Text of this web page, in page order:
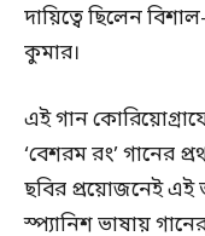
দায়িত্বে ছিলেন
কুমার।
এই গান
‘বেশরম রং’ গানের
ছবির প্রয়োজনেই এই
স্প্যানিশ ভাষায়